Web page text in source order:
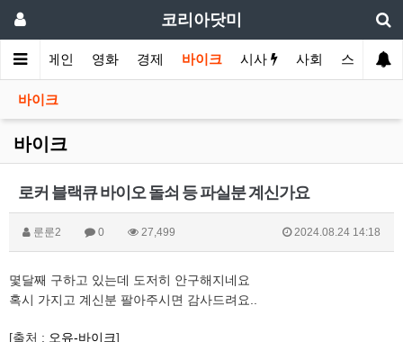
코리아닷미
메인 영화 경제 바이크 시사 사회 스포츠
바이크
바이크
로커 블랙큐 바이오 돌쇠 등 파실분 계신가요
룬룬2 0 27,499 2024.08.24 14:18
몇달째 구하고 있는데 도저히 안구해지네요
혹시 가지고 계신분 팔아주시면 감사드려요..
[출처 : 오유-바이크]